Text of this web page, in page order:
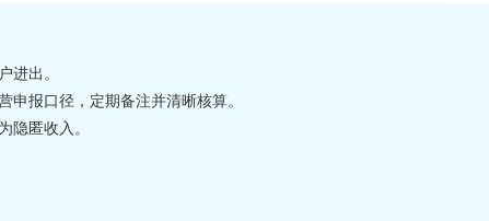
进出。
申报口径，定期备注并清晰核算。
隐匿收入。